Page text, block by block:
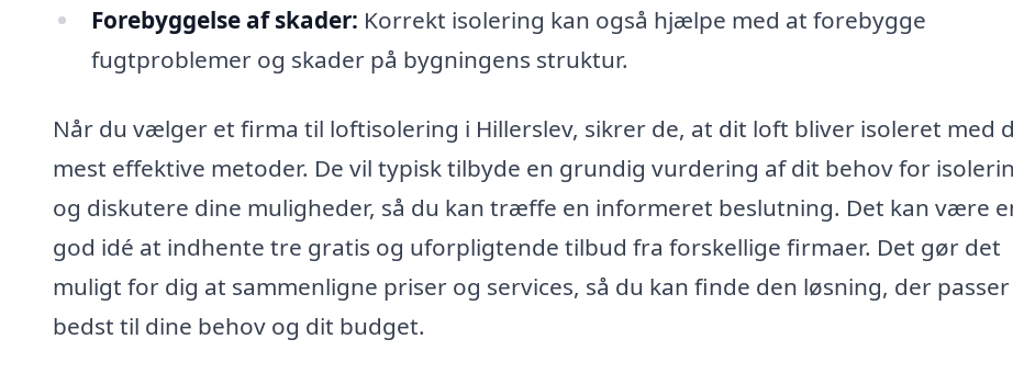
Forebyggelse af skader: Korrekt isolering kan også hjælpe med at forebygge
fugtproblemer og skader på bygningens struktur.
Når du vælger et firma til loftisolering i Hillerslev, sikrer de, at dit loft bliver isoleret med
mest effektive metoder. De vil typisk tilbyde en grundig vurdering af dit behov for
og diskutere dine muligheder, så du kan træffe en informeret beslutning. Det kan være
god idé at indhente tre gratis og uforpligtende tilbud fra forskellige firmaer. Det gør det
muligt for dig at sammenligne priser og services, så du kan finde den løsning, der passer
bedst til dine behov og dit budget.